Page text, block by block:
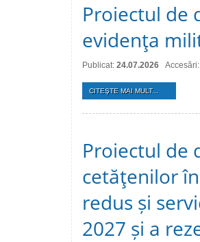
Proiectul de
evidenţa
Publicat: 24.07.2026
CITEŞTE MAI MULT...
Proiectul de
cetăţenilor
redus și
2027 și a